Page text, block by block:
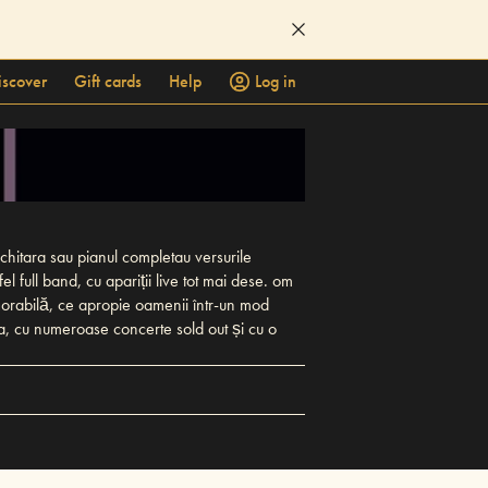
Gift cards Help
Log in
sau pianul completau versurile
full band, cu apariții live tot mai dese. om
ce apropie oamenii într-un mod
cu numeroase concerte sold out și cu o